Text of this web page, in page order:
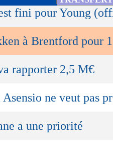
fini pour Young
à Brentford pour
rapporter 2,5 M€
ne veut pas
a une priorité